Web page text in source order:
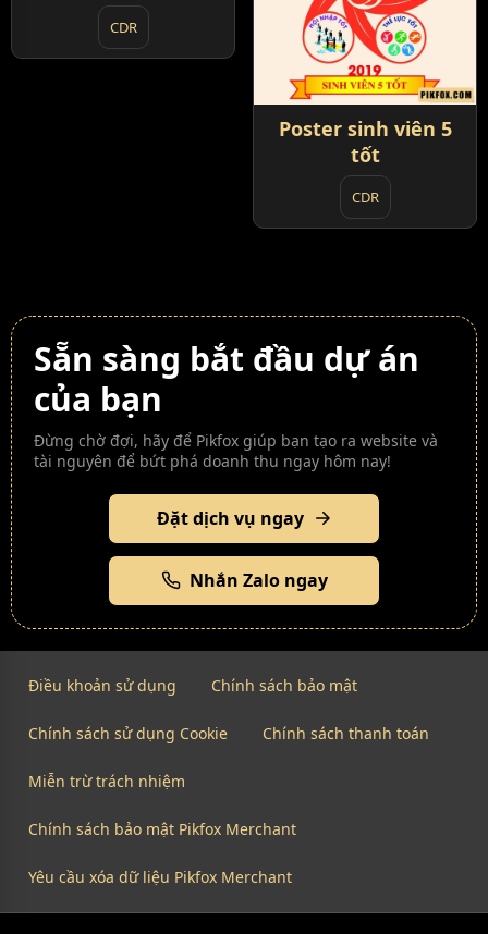
CDR
Poster sinh viên 5
tốt
CDR
Sẵn sàng bắt đầu dự án
của bạn
Đừng chờ đợi, hãy để Pikfox giúp bạn tạo ra website và
tài nguyên để bứt phá doanh thu ngay hôm nay!
Đặt dịch vụ ngay
Nhắn Zalo ngay
Điều khoản sử dụng Chính sách bảo mật
Chính sách sử dụng Cookie Chính sách thanh toán
Miễn trừ trách nhiệm
Chính sách bảo mật Pikfox Merchant
Yêu cầu xóa dữ liệu Pikfox Merchant